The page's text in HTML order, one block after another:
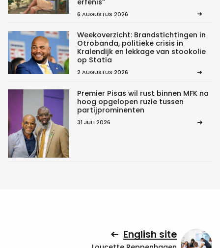
6 AUGUSTUS 2026
Weekoverzicht: Brandstichtingen in
Otrobanda, politieke crisis in
Kralendijk en lekkage van stookolie
op Statia
2 AUGUSTUS 2026
Premier Pisas wil rust binnen MFK na
hoog opgelopen ruzie tussen
partijprominenten
31 JULI 2026
English site